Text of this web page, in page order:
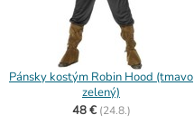
Pánsky kostým Robin Hood (tmavo
zelený)
48 € (24.8.)